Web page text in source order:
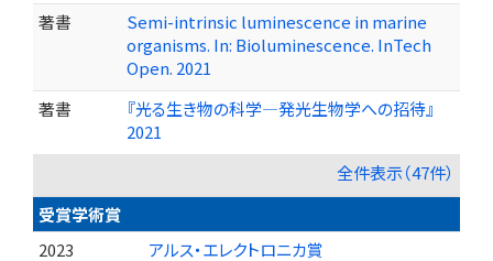
著書
Semi-intrinsic luminescence in marine
organisms. In: Bioluminescence. InTech
Open. 2021
著書
『光る生き物の科学―発光生物学への招待』
2021
全件表示（47件）
受賞学術賞
2023
アルス・エレクトロニカ賞